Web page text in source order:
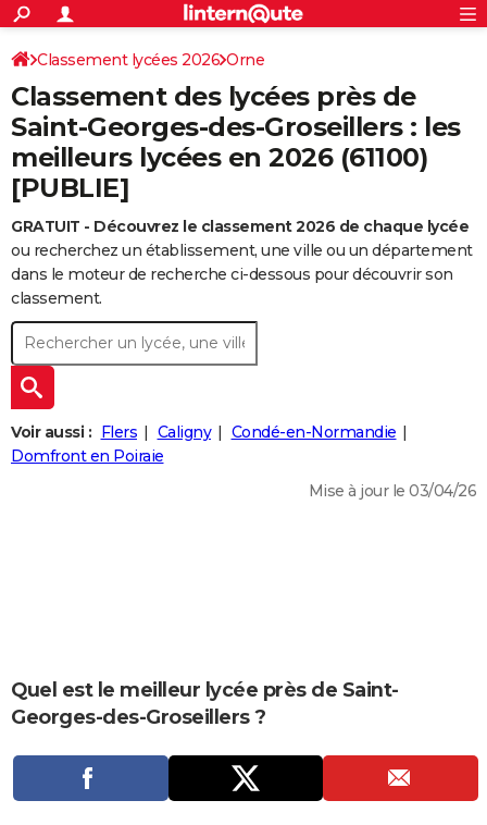
ACTUALITÉS
Politique
Société
Faits Divers
Education
Monde
Villes
+
SPORT
Coupe du monde 2026
Football
Tennis
Cyclisme
Rugby
Forum
CULTURE
Programme TV
TNT
Streaming
Cinéma
Sorties cinéma
Musique
+
FINANCE
Retraite
Impôts
Epargne
Immobilier
Risques naturels par ville
Banque
Assurance
Crédit
AUTO
Réserver un essai
Citadines
Berlines
Forum auto
HIGH-TECH
BRICOLAGE
Aménagement intérieur
Cuisine
Jardinage
+ WEEK-END
Guides de France
Escapades
Patrimoine
Expositions
Musées
Week-end nature
+
LIFESTYLE
SANTE
Alimentation
Guide de la santé
Maladies
Médicaments
Sommeil
+
Carte de Noël
Carte Bonne année
Carte Saint-Valentin
Carte Pâques
Carte d'anniversaire
DICTIONNAIRE
Dictionnaire
Biographies
Citations
Expressions
Proverbes
COPAINS D'AVANT
S'inscrire
Connexion
Classement lycées 2026 Orne
Classement des lycées près de
Saint-Georges-des-Groseillers : les
meilleurs lycées en 2026 (61100)
[PUBLIE]
GRATUIT - Découvrez le classement 2026 de chaque lycée
ou recherchez un établissement, une ville ou un département
dans le moteur de recherche ci-dessous pour découvrir son
classement.
Voir aussi : Flers Caligny
Condé-en-Normandie
Domfront en Poiraie
Mise à jour le 03/04/26
Quel est le meilleur lycée près de Saint-
Georges-des-Groseillers ?